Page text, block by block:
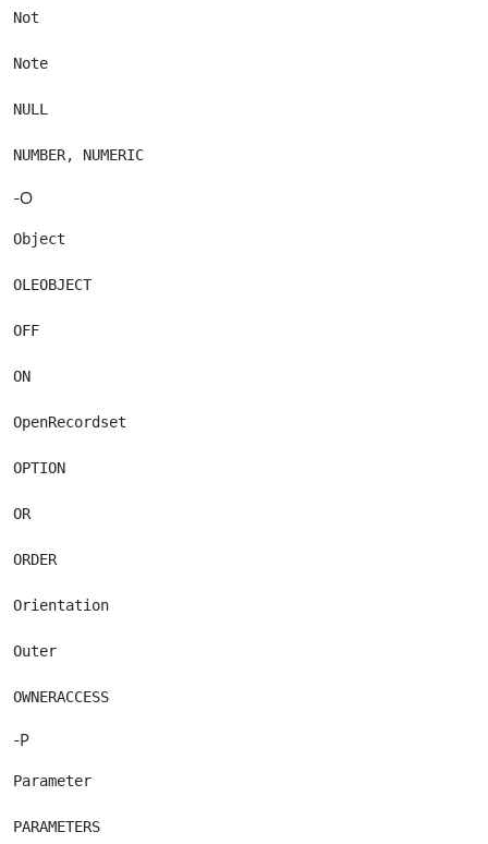
Not
Note
NULL
-O
Object
OLEOBJECT
OFF
ON
OpenRecordset
OPTION
OR
ORDER
Orientation
Outer
-P
Parameter
PARAMETERS